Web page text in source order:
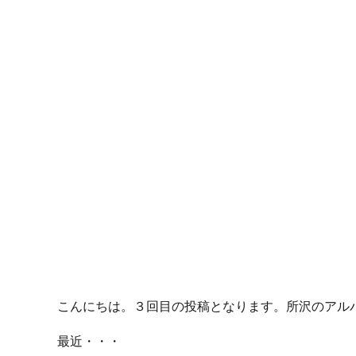
こんにちは。３回目の投稿となります。所沢のアル
最近・・・